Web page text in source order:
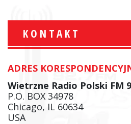
KONTAKT
ADRES
Wietrzne Radio Polski FM
P.O. BOX 34978
Chicago, IL 60634
USA